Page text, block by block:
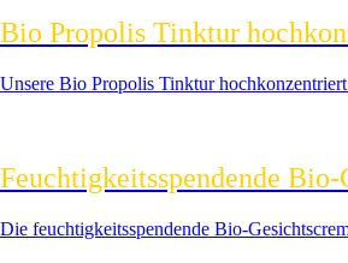
Bio Propolis Tinktur
Unsere Bio Propolis Tinktur
Feuchtigkeitsspendende
Die feuchtigkeitsspendende Bio-